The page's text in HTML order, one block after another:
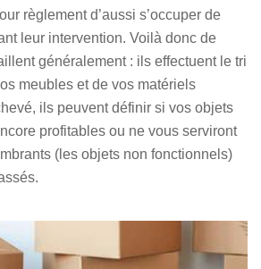
règlement d’aussi s’occuper de
leur intervention. Voilà donc de
généralement : ils effectuent le tri
meubles et de vos matériels
ils peuvent définir si vos objets
profitables ou ne vous serviront
(les objets non fonctionnels)